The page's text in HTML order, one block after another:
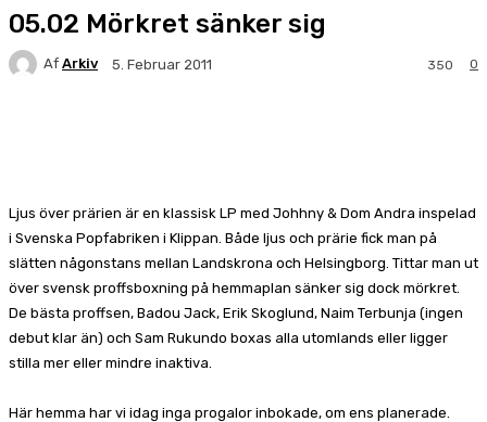
05.02 Mörkret sänker sig
Af Arkiv 5. Februar 2011 0
350
Ljus över prärien är en klassisk LP med Johhny & Dom Andra inspelad
i Svenska Popfabriken i Klippan. Både ljus och prärie fick man på
slätten någonstans mellan Landskrona och Helsingborg. Tittar man ut
över svensk proffsboxning på hemmaplan sänker sig dock mörkret.
De bästa proffsen, Badou Jack, Erik Skoglund, Naim Terbunja (ingen
debut klar än) och Sam Rukundo boxas alla utomlands eller ligger
stilla mer eller mindre inaktiva.
Här hemma har vi idag inga progalor inbokade, om ens planerade.